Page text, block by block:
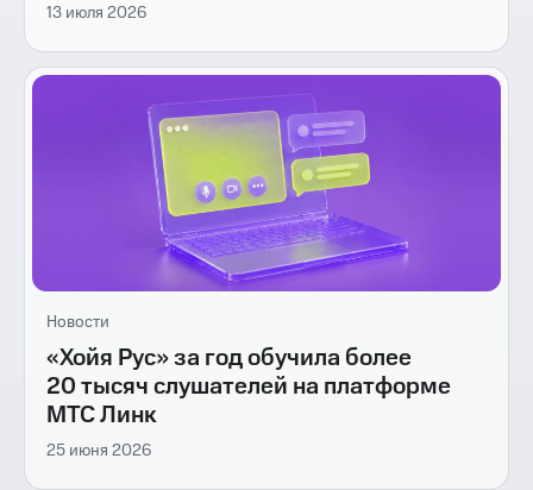
13 июля 2026
Новости
«Хойя Рус» за год обучила более
20 тысяч слушателей на платформе
МТС Линк
25 июня 2026